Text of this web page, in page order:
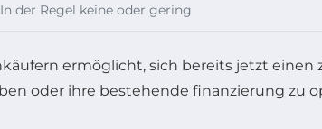
In der Regel keine oder gering